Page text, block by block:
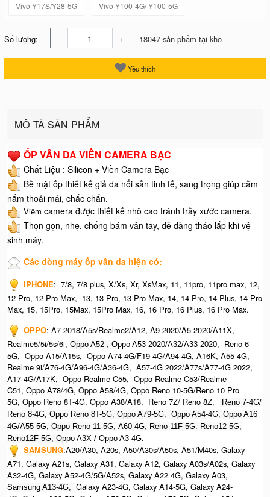
Vivo Y17S/Y28-5G Vivo Y100-4G/ Y100-5G
Số lượng: - + 18047 sản phẩm tại kho
Yêu thích
MÔ TẢ SẢN PHẨM
ỐP VÂN DA VIỀN CAMERA BẠC
Chất Liệu : Silicon + Viền Camera Bạc
Bề mặt ốp thiết kế giả da nổi sần tinh tế, sang trọng giúp cầm
nắm thoải mái, chắc chắn.
Viềm camera được thiết kế nhô cao tránh trầy xước camera.
Thọn gọn, nhẹ, chống bám vân tay, dễ dàng tháo lắp khi vệ
sinh máy.
Các dòng máy ốp vân da hiện có:
IPHONE: 7/8, 7/8 plus, X/Xs, Xr, XsMax, 11, 11pro, 11pro max, 12,
12 Pro, 12 Pro Max, 13, 13 Pro, 13 Pro Max, 14, 14 Pro, 14 Plus, 14 Pro
Max, 15, 15Pro, 15Max, 15Pro Max, 16, 16 Pro, 16 Plus, 16 Pro Max.​
OPPO: A7 2018/A5s/Realme2/A12, A9 2020/A5 2020/A11X,
Realme5/5i/5s/6i, Oppo A52 , Oppo A53 2020/A32/A33 2020,
Reno 6-
5G, Oppo A15/A15s, Oppo A74-4G/F19-4G/A94-4G, A16K, A55-4G,
Realme 9i/A76-4G/A96-4G/A36-4G, A57-4G 2022/A77s/A77-4G 2022,
A17-4G/A17K, Oppo Realme C55, Oppo Realme C53/Realme
C51, Oppo A78/4G, Oppo A58/4G, Oppo Reno 10-5G/Reno 10 Pro
5G, Oppo Reno 8T-4G, Oppo A38/A18, Reno 7Z/ Reno 8Z,
Reno 7-4G/
Reno 8-4G, Oppo Reno 8T-5G, Oppo A79-5G, Oppo A54-4G, Oppo A16
4G/A55 5G, Oppo Reno 11-5G, A60-4G, Reno 11F-5G. Reno12-5G,
Reno12F-5G, Oppo A3X / Oppo A3-4G.
SAMSUNG:A20/A30, A20s, A50/A30s/A50s, A51/M40s, Galaxy
A71, Galaxy A21s, Galaxy A31, Galaxy A12, Galaxy A03s/A02s, Galaxy
A32-4G, Galaxy A52-4G/5G/A52s, Galaxy A22 4G, Galaxy A03,
Samsung A13-4G,
Galaxy A23-4G, Galaxy A14-5G, Galaxy A24-